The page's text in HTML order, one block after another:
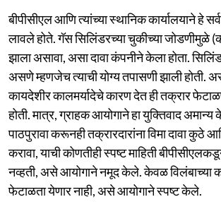
बीपीसीएल आणि त्यांच्या स्थानिक कार्यालयाने हे
लावले होते. गॅस सिलिंडरच्या चुकीच्या जोडणीमुळे
झाला असावा, असा दावा कंपनीने केला होता.
असणे म्हणजेच त्याची योग्य तपासणी झाली होती.
कायदेशीर कालमर्यादेचे कारण देत ही तक्रार
होती. मात्र, ग्राहक आयोगाने हा युक्तिवाद अमान्य
पाठपुरावा करूनही तक्रारदारांना विमा दावा कुठे
करावा, याची कोणतीही स्पष्ट माहिती
नव्हती, असे आयोगाने नमूद केले. केवळ विलंबाच्या
फेटाळता येणार नाही, असे आयोगाने स्पष्ट केले.